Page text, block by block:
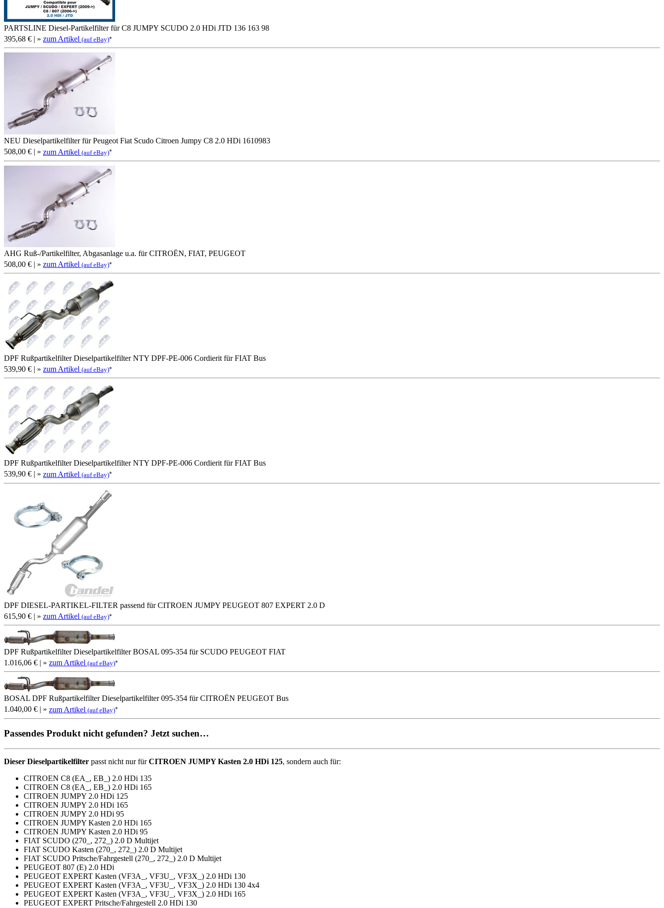
PARTSLINE Diesel-Partikelfilter für C8 JUMPY SCUDO 2.0 HDi JTD 136 163 98
395,68 € | » zum Artikel (auf eBay)*
NEU Dieselpartikelfilter für Peugeot Fiat Scudo Citroen Jumpy C8 2.0 HDi 1610983
508,00 € | » zum Artikel (auf eBay)*
AHG Ruß-/Partikelfilter, Abgasanlage u.a. für CITROËN, FIAT, PEUGEOT
508,00 € | » zum Artikel (auf eBay)*
DPF Rußpartikelfilter Dieselpartikelfilter NTY DPF-PE-006 Cordierit für FIAT Bus
539,90 € | » zum Artikel (auf eBay)*
DPF Rußpartikelfilter Dieselpartikelfilter NTY DPF-PE-006 Cordierit für FIAT Bus
539,90 € | » zum Artikel (auf eBay)*
DPF DIESEL-PARTIKEL-FILTER passend für CITROEN JUMPY PEUGEOT 807 EXPERT 2.0 D
615,90 € | » zum Artikel (auf eBay)*
DPF Rußpartikelfilter Dieselpartikelfilter BOSAL 095-354 für SCUDO PEUGEOT FIAT
1.016,06 € | » zum Artikel (auf eBay)*
BOSAL DPF Rußpartikelfilter Dieselpartikelfilter 095-354 für CITROËN PEUGEOT Bus
1.040,00 € | » zum Artikel (auf eBay)*
Passendes Produkt nicht gefunden? Jetzt suchen…
Dieser Dieselpartikelfilter passt nicht nur fürCITROEN JUMPY Kasten 2.0 HDi 125, sondern auch für:
CITROEN C8 (EA_, EB_) 2.0 HDi 135
CITROEN C8 (EA_, EB_) 2.0 HDi 165
CITROEN JUMPY 2.0 HDi 125
CITROEN JUMPY 2.0 HDi 165
CITROEN JUMPY 2.0 HDi 95
CITROEN JUMPY Kasten 2.0 HDi 165
CITROEN JUMPY Kasten 2.0 HDi 95
FIAT SCUDO (270_, 272_) 2.0 D Multijet
FIAT SCUDO Kasten (270_, 272_) 2.0 D Multijet
FIAT SCUDO Pritsche/Fahrgestell (270_, 272_) 2.0 D Multijet
PEUGEOT 807 (E) 2.0 HDi
PEUGEOT EXPERT Kasten (VF3A_, VF3U_, VF3X_) 2.0 HDi 130
PEUGEOT EXPERT Kasten (VF3A_, VF3U_, VF3X_) 2.0 HDi 130 4x4
PEUGEOT EXPERT Kasten (VF3A_, VF3U_, VF3X_) 2.0 HDi 165
PEUGEOT EXPERT Pritsche/Fahrgestell 2.0 HDi 130